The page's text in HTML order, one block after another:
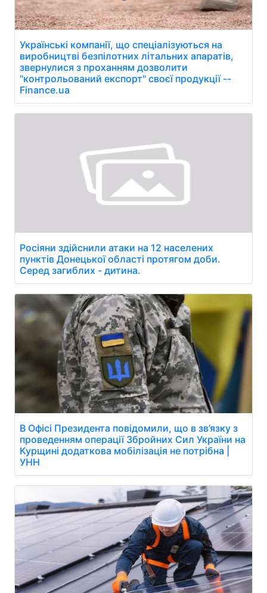
Українські компанії, що спеціалізуються на
виробництві безпілотних літальних апаратів,
звернулися з проханням дозволити
"контрольований експорт" своєї продукції --
Finance.ua
Росіяни здійснили атаки на 12 населених
пунктів Донецької області протягом доби.
Серед загиблих - дитина.
В Офісі Президента повідомили, що в зв’язку з
проведенням операції Збройних Сил України на
Курщині додаткова мобілізація не потрібна |
УНН